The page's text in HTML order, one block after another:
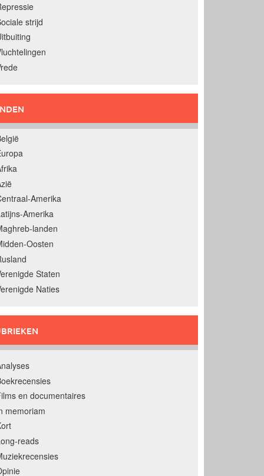
strijd
Amerika
Amerika
landen
Oosten
Staten
Naties
en documentaires
memoriam
reads